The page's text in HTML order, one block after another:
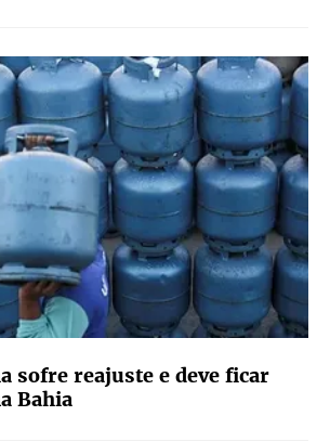
sofre reajuste e deve ficar
Bahia